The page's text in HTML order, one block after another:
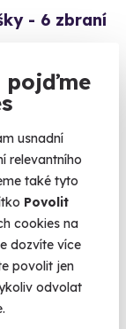
pojďme
usnadní
relevantního
také tyto
Povolit
cookies na
dozvíte více
povolit jen
odvolat
- 6 zbraní